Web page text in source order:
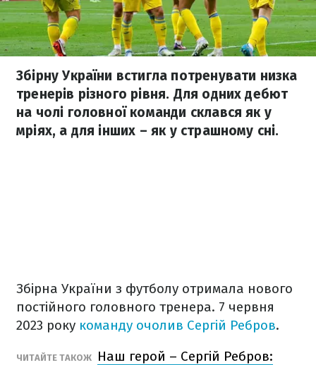
Збірну України встигла потренувати низка
тренерів різного рівня. Для одних дебют
на чолі головної команди склався як у
мріях, а для інших – як у страшному сні.
Збірна України з футболу отримала нового
постійного головного тренера. 7 червня
2023 року команду очолив Сергій Ребров.
ЧИТАЙТЕ ТАКОЖ
Наш герой – Сергій Ребров: